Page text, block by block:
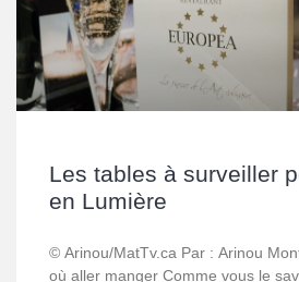
Les tables à surveiller
en Lumière
© Arinou/MatTv.ca Par : Arinou
où aller manger Comme vous le